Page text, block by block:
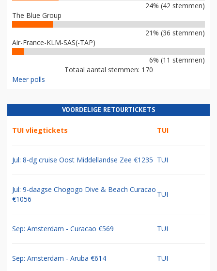
24% (42 stemmen)
The Blue Group
21% (36 stemmen)
Air-France-KLM-SAS(-TAP)
6% (11 stemmen)
Totaal aantal stemmen: 170
Meer polls
VOORDELIGE RETOURTICKETS
TUI vliegtickets TUI
Jul: 8-dg cruise Oost Middellandse Zee €1235 TUI
Jul: 9-daagse Chogogo Dive & Beach Curacao
€1056
TUI
Sep: Amsterdam - Curacao €569 TUI
Sep: Amsterdam - Aruba €614 TUI